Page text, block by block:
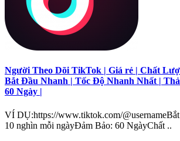
Người Theo Dõi TikTok | Giá rẻ | Chất
Bắt Đầu Nhanh | Tốc Độ Nhanh Nhất |
60 Ngày |
VÍ DỤ:https://www.tiktok.com/
10 nghìn mỗi ngàyĐảm Bảo: 60 NgàyChất ..